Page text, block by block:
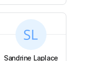
Sandrine Laplace